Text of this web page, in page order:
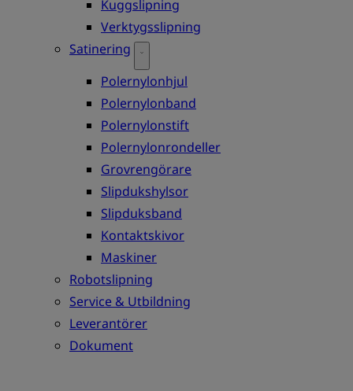
Kuggslipning
Verktygsslipning
Satinering
Polernylonhjul
Polernylonband
Polernylonstift
Polernylonrondeller
Grovrengörare
Slipdukshylsor
Slipduksband
Kontaktskivor
Maskiner
Robotslipning
Service & Utbildning
Leverantörer
Dokument